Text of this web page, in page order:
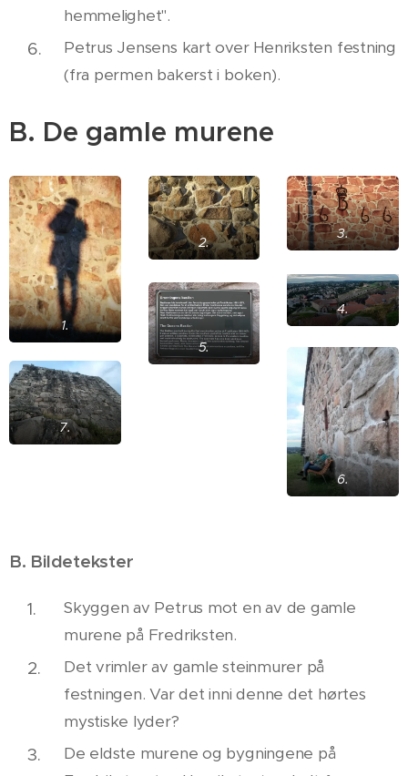
hemmelighet".
Petrus Jensens kart over Henriksten festning
(fra permen bakerst i boken).
B. De gamle murene
1.
2.
3.
4.
5.
6.
7.
B. Bildetekster
Skyggen av Petrus mot en av de gamle
murene på Fredriksten.
Det vrimler av gamle steinmurer på
festningen. Var det inni denne det hørtes
mystiske lyder?
De eldste murene og bygningene på